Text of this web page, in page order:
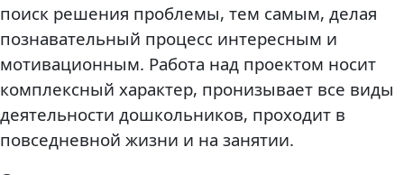
поиск решения проблемы, тем самым, делая
познавательный процесс интересным и
мотивационным. Работа над проектом носит
комплексный характер, пронизывает все виды
деятельности дошкольников, проходит в
повседневной жизни и на занятии.